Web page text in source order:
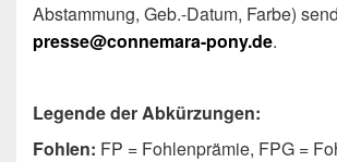
Abstammung, Geb.-Datum, Farbe)
presse@connemara-pony.de.
Legende der Abkürzungen:
Fohlen: FP = Fohlenprämie, FPG =